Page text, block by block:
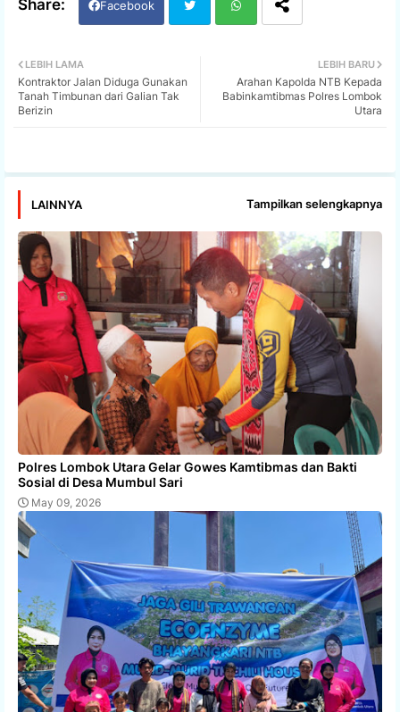
Facebook
tter ats
LEBIH BARU
Arahan Kapolda NTB Kepada
Babinkamtibmas Polres Lombok
Utara
LEBIH LAMA
Kontraktor Jalan Diduga Gunakan
Tanah Timbunan dari Galian Tak
Berizin
LAINNYA Tampilkan selengkapnya
Polres Lombok Utara Gelar Gowes Kamtibmas dan Bakti
Sosial di Desa Mumbul Sari
May 09, 2026